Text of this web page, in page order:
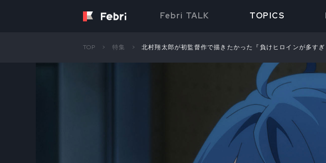
Febri TALK TOPICS
TOP 特集 北村翔太郎が初監督作で描きたかった『負けヒロインが多す